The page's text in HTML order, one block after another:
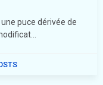
puce dérivée de